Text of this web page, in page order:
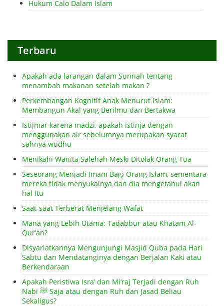
Hukum Calo Dalam Islam
Terbaru
Apakah ada larangan dalam Sunnah tentang
menambah makanan setelah makan ?
Perkembangan Kognitif Anak Menurut Islam:
Membangun Akal yang Berilmu dan Bertakwa
Istijmar karena madzi, apakah istinja dengan
menggunakan air sebelumnya merupakan syarat
sahnya wudhu
Menikahi Wanita Salehah Meski Ditolak Orang Tua
Seseorang Menjadi Imam Bagi Orang Islam, sementara
mereka tidak menyukainya dan dia mengetahui akan
hal itu
Saat-saat Terberat Menjelang Wafat
Mana yang Lebih Utama: Tadabbur atau Khatam Al-
Qur’an?
Disyariatkannya Mengunjungi Masjid Quba pada Hari
Sabtu dan Mendatanginya dengan Berjalan Kaki atau
Berkendaraan
Apakah Peristiwa Isra’ dan Mi’raj Terjadi dengan Ruh
Nabi ﷺ Saja atau dengan Ruh dan Jasad Beliau
Sekaligus?